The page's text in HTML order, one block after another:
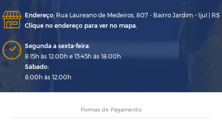
Endereço: Rua Laureano de Medeiros, 807 - Bairro Jardim - Ijuí | RS
Clique no endereço para ver no mapa.
Segunda a sexta-feira:
8:15h às 12:00h e 13:45h às 18:00h
Sábado:
8:00h às 12:00h
Formas de Pagamento